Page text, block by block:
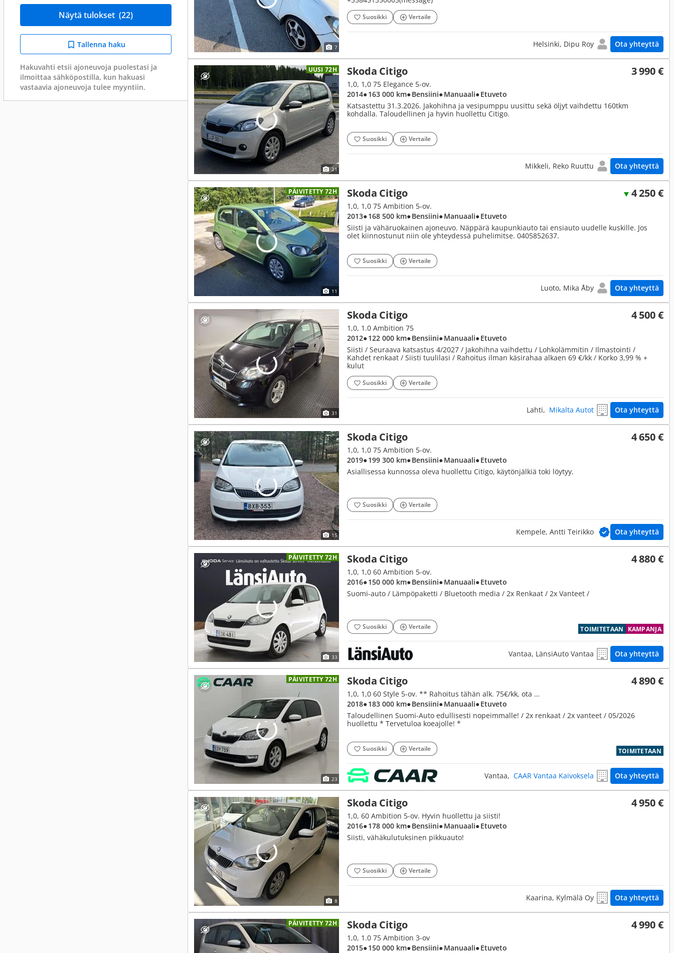
Näytä tulokset (22)
Tallenna haku
Hakuvahti etsii ajoneuvoja puolestasi ja
ilmoittaa sähköpostilla, kun hakuasi
vastaavia ajoneuvoja tulee myyntiin.
7
Suosikki Vertaile
Helsinki, Dipu Roy Ota yhteyttä
UUSI 72H
21
Skoda Citigo 3 990 €
1,0, 1,0 75 Elegance 5-ov.
2014● 163 000 km● Bensiini● Manuaali● Etuveto
Katsastettu 31.3.2026. Jakohihna ja vesipumppu uusittu sekä öljyt vaihdettu 160tkm
kohdalla. Taloudellinen ja hyvin huollettu Citigo.
Suosikki Vertaile
Mikkeli, Reko Ruuttu Ota yhteyttä
PÄIVITETTY 72H
11
Skoda Citigo 4 250 €
1,0, 1,0 75 Ambition 5-ov.
2013● 168 500 km● Bensiini● Manuaali● Etuveto
Siisti ja vähäruokainen ajoneuvo. Näppärä kaupunkiauto tai ensiauto uudelle kuskille. Jos
olet kiinnostunut niin ole yhteydessä puhelimitse. 0405852637.
Suosikki Vertaile
Luoto, Mika Åby Ota yhteyttä
31
Skoda Citigo 4 500 €
1,0, 1.0 Ambition 75
2012● 122 000 km● Bensiini● Manuaali● Etuveto
Siisti / Seuraava katsastus 4/2027 / Jakohihna vaihdettu / Lohkolämmitin / Ilmastointi /
Kahdet renkaat / Siisti tuulilasi / Rahoitus ilman käsirahaa alkaen 69 €/kk / Korko 3,99 % +
kulut
Suosikki Vertaile
Lahti, Mikalta Autot Ota yhteyttä
15
Skoda Citigo 4 650 €
1,0, 1,0 75 Ambition 5-ov.
2019● 199 300 km● Bensiini● Manuaali● Etuveto
Asiallisessa kunnossa oleva huollettu Citigo, käytönjälkiä toki löytyy.
Suosikki Vertaile
Kempele, Antti Teirikko Ota yhteyttä
PÄIVITETTY 72H
33
Skoda Citigo 4 880 €
TOIMITETAAN KAMPANJA
1,0, 1,0 60 Ambition 5-ov.
2016● 150 000 km● Bensiini● Manuaali● Etuveto
Suomi-auto / Lämpöpaketti / Bluetooth media / 2x Renkaat / 2x Vanteet /
Suosikki Vertaile
Vantaa, LänsiAuto Vantaa Ota yhteyttä
PÄIVITETTY 72H
23
Skoda Citigo 4 890 €
TOIMITETAAN
1,0, 1,0 60 Style 5-ov. ** Rahoitus tähän alk. 75€/kk, ota yhteyttä!
2018● 183 000 km● Bensiini● Manuaali● Etuveto
Taloudellinen Suomi-Auto edullisesti nopeimmalle! / 2x renkaat / 2x vanteet / 05/2026
huollettu * Tervetuloa koeajolle! *
Suosikki Vertaile
Vantaa, CAAR Vantaa Kaivoksela Ota yhteyttä
8
Skoda Citigo 4 950 €
1,0, 60 Ambition 5-ov. Hyvin huollettu ja siisti!
2016● 178 000 km● Bensiini● Manuaali● Etuveto
Siisti, vähäkulutuksinen pikkuauto!
Suosikki Vertaile
Kaarina, Kylmälä Oy Ota yhteyttä
PÄIVITETTY 72H Skoda Citigo 4 990 €
1,0, 1.0 75 Ambition 3-ov
2015● 150 000 km● Bensiini● Manuaali● Etuveto